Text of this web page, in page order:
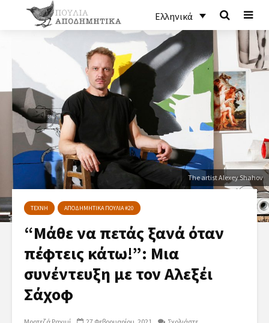
Ελληνικά
The artist Alexey Shahov
ΤΕΧΝΗ ΑΠΟΔΗΜΗΤΙΚΑ ΠΟΥΛΙΑ #20
“Μάθε να πετάς ξανά όταν
πέφτεις κάτω!”: Μια
συνέντευξη με τον Αλεξέι
Σάχοφ